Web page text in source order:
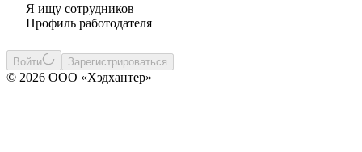
Я ищу сотрудников
Профиль работодателя
Войти Зарегистрироваться
© 2026 ООО «Хэдхантер»